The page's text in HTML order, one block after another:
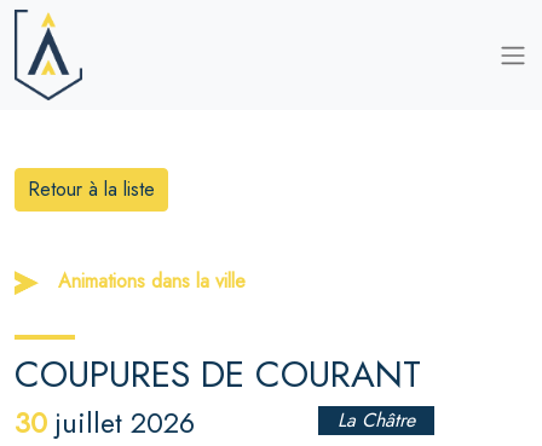
Retour à la liste
Animations dans la ville
COUPURES DE COURANT
30 juillet 2026 La Châtre